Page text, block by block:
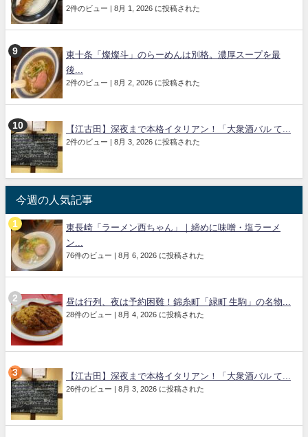
2件のビュー | 8月 1, 2026 に投稿された
東十条「燦燦斗」のらーめんは別格。濃厚スープを最
後...
2件のビュー | 8月 2, 2026 に投稿された
【江古田】深夜まで本格イタリアン！「大衆酒バル て...
2件のビュー | 8月 3, 2026 に投稿された
今週の人気記事
東長崎「ラーメン西ちゃん」｜締めに味噌・塩ラーメ
ン...
76件のビュー | 8月 6, 2026 に投稿された
昼は行列、夜は予約困難！錦糸町「緑町 生駒」の名物...
28件のビュー | 8月 4, 2026 に投稿された
【江古田】深夜まで本格イタリアン！「大衆酒バル て...
26件のビュー | 8月 3, 2026 に投稿された